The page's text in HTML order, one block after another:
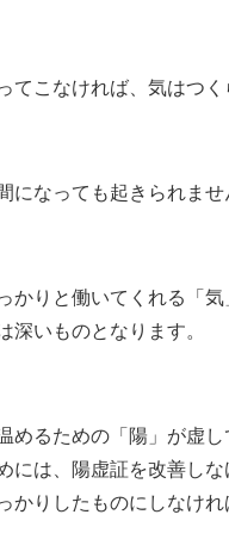
こなければ、気はつく
なっても起きられませ
かりと働いてくれる「
いものとなります。
めるための「陽」が虚
には、陽虚証を改善し
りしたものにしなけれ